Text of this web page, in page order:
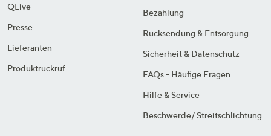
QLive
Presse
Lieferanten
Produktrückruf
Bezahlung
Rücksendung & Entsorgung
Sicherheit & Datenschutz
FAQs - Häufige Fragen
Hilfe & Service
Beschwerde/ Streitschlichtung